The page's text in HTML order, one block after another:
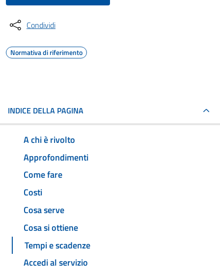
Condividi
Normativa di riferimento
INDICE DELLA PAGINA
A chi è rivolto
Approfondimenti
Come fare
Costi
Cosa serve
Cosa si ottiene
Tempi e scadenze
Accedi al servizio